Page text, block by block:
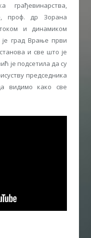
грађевинарства,
проф. др Зорана
и динамиком
град Врање први
и све што је
је подсетила да су
председника
видимо како све